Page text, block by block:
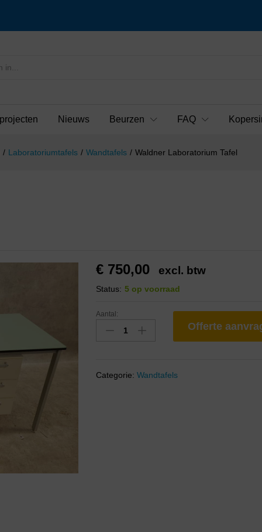
Nieuws Beurzen FAQ
/ Laboratoriumtafels / Wandtafels / Waldner Laboratorium Tafel
€ 750,00 excl. btw
Status: 5 op voorraad
Aantal:
Offerte
Categorie:Wandtafels